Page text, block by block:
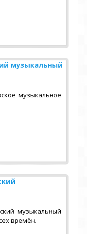
музыкальный
музыкальное
музыкальный
времён.